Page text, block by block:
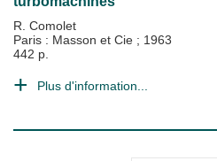
R. Comolet
Paris : Masson et Cie ; 1963
442 p.
Plus d'information...